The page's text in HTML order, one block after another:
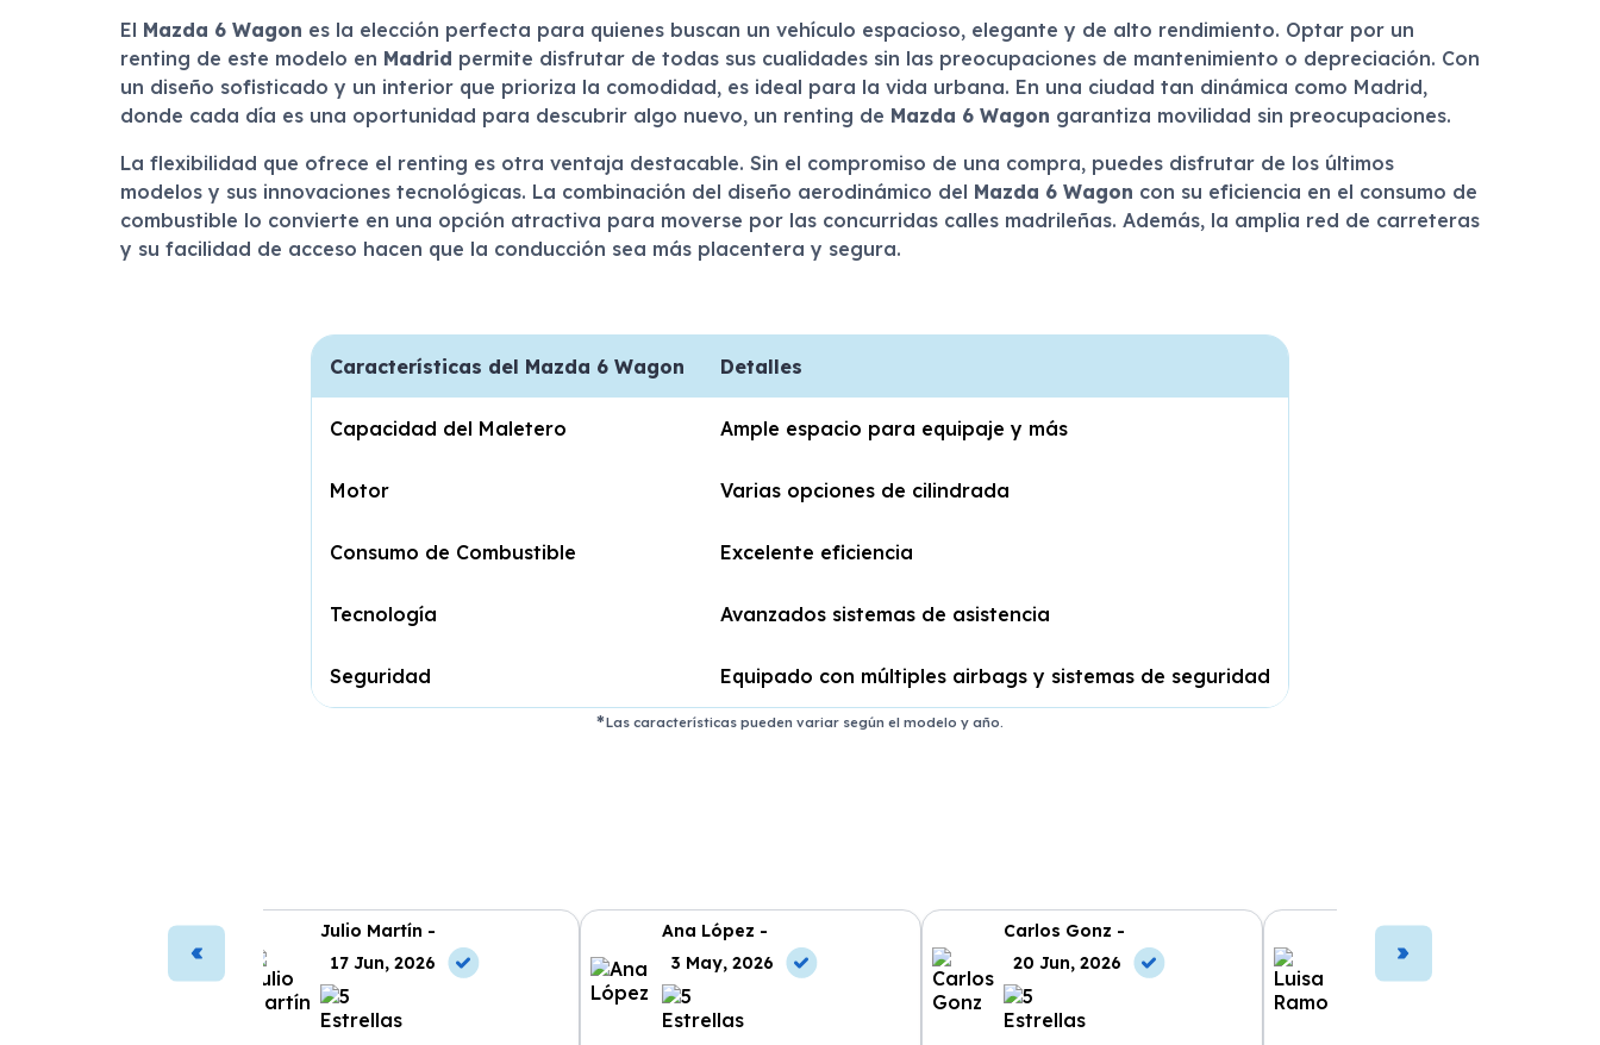
El Mazda 6 Wagon es la elección perfecta para quienes buscan un vehículo espacioso, elegante y de alto rendimiento. Optar por un
renting de este modelo en Madrid permite disfrutar de todas sus cualidades sin las preocupaciones de mantenimiento o depreciación. Con
un diseño sofisticado y un interior que prioriza la comodidad, es ideal para la vida urbana. En una ciudad tan dinámica como Madrid,
donde cada día es una oportunidad para descubrir algo nuevo, un renting de Mazda 6 Wagon garantiza movilidad sin preocupaciones.
La flexibilidad que ofrece el renting es otra ventaja destacable. Sin el compromiso de una compra, puedes disfrutar de los últimos
modelos y sus innovaciones tecnológicas. La combinación del diseño aerodinámico del Mazda 6 Wagon con su eficiencia en el consumo de
combustible lo convierte en una opción atractiva para moverse por las concurridas calles madrileñas. Además, la amplia red de carreteras
y su facilidad de acceso hacen que la conducción sea más placentera y segura.
Características del Mazda 6 Wagon Detalles
Capacidad del Maletero Ample espacio para equipaje y más
Motor Varias opciones de cilindrada
Consumo de Combustible Excelente eficiencia
Tecnología Avanzados sistemas de asistencia
Seguridad Equipado con múltiples airbags y sistemas de seguridad
Las características pueden variar según el modelo y año.
Julio Martín -
17 Jun, 2026
Ana López -
3 May, 2026
Carlos Gonz -
20 Jun, 2026
Luisa Ramo -
10 Jun, 2026